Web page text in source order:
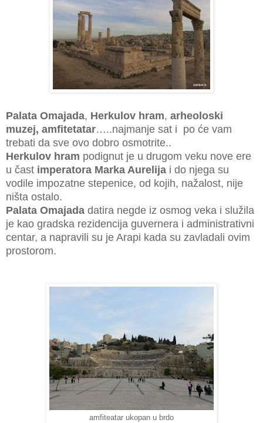
Palata Omajada, Herkulov hram, arheoloski
muzej, amfitetatar…..najmanje sat i po će vam
trebati da sve ovo dobro osmotrite..
Herkulov hram podignut je u drugom veku nove ere
u čast imperatora Marka Aurelija i do njega su
vodile impozatne stepenice, od kojih, nažalost, nije
ništa ostalo.
Palata Omajada datira negde iz osmog veka i služila
je kao gradska rezidencija guvernera i administrativni
centar, a napravili su je Arapi kada su zavladali ovim
prostorom.
amfiteatar ukopan u brdo